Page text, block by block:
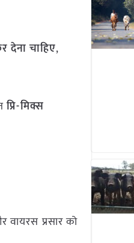
देना चाहिए,
प्रि-मिक्स
प्रसार को